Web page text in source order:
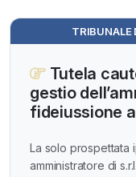
TRIBUNALE
Tutela
gestio
fideiussione
La solo prospettata
amministratore di